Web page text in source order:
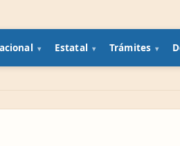
Estatal Trámites